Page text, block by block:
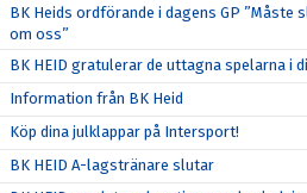
BK Heids ordförande i dagens GP ”Måste
om oss”
BK HEID gratulerar de uttagna spelarna i
Information från BK Heid
Köp dina julklappar på Intersport!
BK HEID A-lagstränare slutar